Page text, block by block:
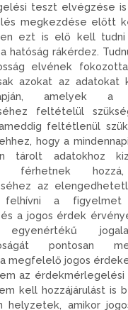
teszt elvégzése
megkezdése előtt
ezt is elő kell tudni
hatóság rákérdez.
elvének
azokat az adatokat
amelyek a
feltételül
feltétlenül
hogy a
tárolt adatokhoz
férhetnek
az
felhívni a
és a jogos érdek
egyenértékű
pontosan
megfelelő jogos
az
kell hozzájárulást is
helyzetek, amikor